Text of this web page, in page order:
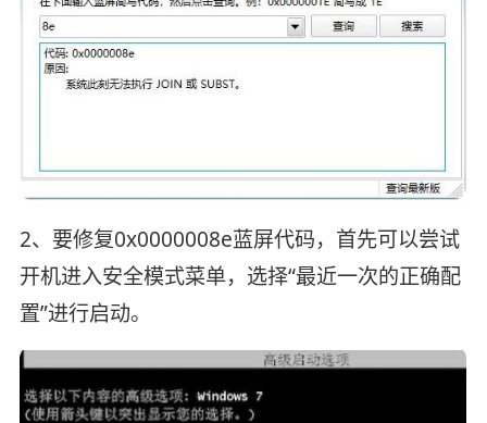
2、要修复0x0000008e蓝屏代码，首先可以尝试
开机进入安全模式菜单，选择“最近一次的正确配
置”进行启动。